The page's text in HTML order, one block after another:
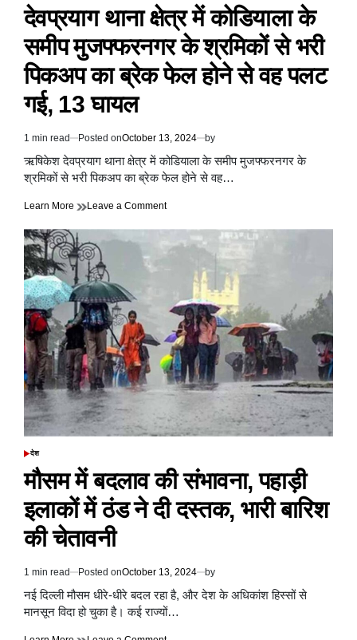
का
दिया
निर्देश
IN
देवप्रयाग थाना क्षेत्र में कोडियाला के
समीप मुजफ्फरनगर के श्रमिकों से भरी
पिकअप का ब्रेक फेल होने से वह पलट
गई, 13 घायल
Estimated
read
time
1 min read Posted onOctober 13, 2024 by
ऋषिकेश देवप्रयाग थाना क्षेत्र में कोडियाला के समीप मुजफ्फरनगर के
श्रमिकों से भरी पिकअप का ब्रेक फेल होने से वह…
Learn More Leave a Commenton
क्षेत्र
कोडियाला
समीप
मुजफ्फरनगर
के
श्रमिकों
से
भरी
पिकअप
ब्रेक
फेल
वह
पलट
गई,
13
POSTED
देश
मौसम में बदलाव की संभावना, पहाड़ी
इलाकों में ठंड ने दी दस्तक, भारी बारिश
की चेतावनी
Estimated
read
time
1 min read Posted onOctober 13, 2024 by
नई दिल्ली मौसम धीरे-धीरे बदल रहा है, और देश के अधिकांश हिस्सों से
मानसून विदा हो चुका है। कई राज्यों…